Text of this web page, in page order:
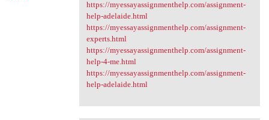
https://myessayassignmenthelp.com/assignment-
help-adelaide.html
https://myessayassignmenthelp.com/assignment-
experts.html
https://myessayassignmenthelp.com/assignment-
help-4-me.html
https://myessayassignmenthelp.com/assignment-
help-adelaide.html